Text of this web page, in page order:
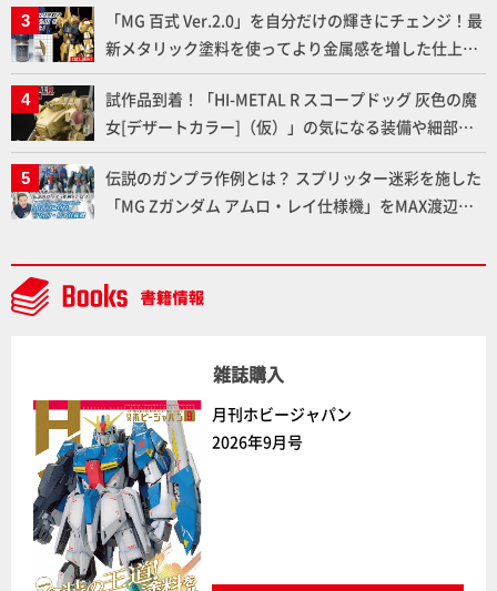
「MG 百式 Ver.2.0」を自分だけの輝きにチェンジ！最
新メタリック塗料を使ってより金属感を増した仕上が
りに!!【試し読み】
試作品到着！「HI-METAL R スコープドッグ 灰色の魔
女[デザートカラー]（仮）」の気になる装備や細部な
ど商品仕様を撮り下ろしでお届け!! 【装甲騎兵ボトム
ズ】
伝説のガンプラ作例とは？ スプリッター迷彩を施した
「MG Zガンダム アムロ・レイ仕様機」をMAX渡辺が
雑誌購入
月刊ホビージャパン
2026年9月号